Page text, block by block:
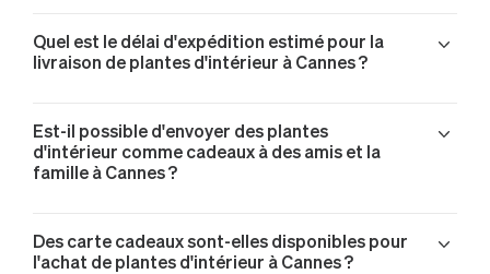
Quel est le délai d'expédition estimé pour la
livraison de plantes d'intérieur à Cannes ?
Est-il possible d'envoyer des plantes
d'intérieur comme cadeaux à des amis et la
famille à Cannes ?
Des carte cadeaux sont-elles disponibles pour
l'achat de plantes d'intérieur à Cannes ?